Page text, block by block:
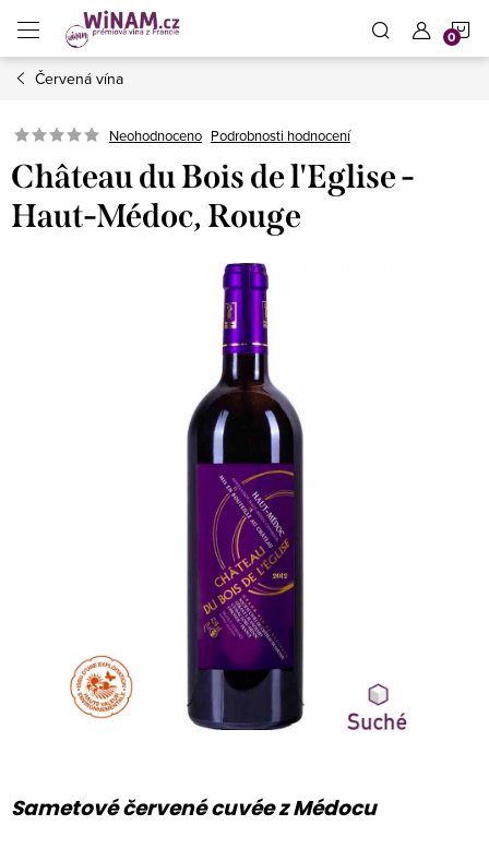
obsah
Červená vína
Neohodnoceno Podrobnosti hodnocení
Château du Bois de l'Eglise -
Haut-Médoc, Rouge
Sametové červené cuvée z Médocu